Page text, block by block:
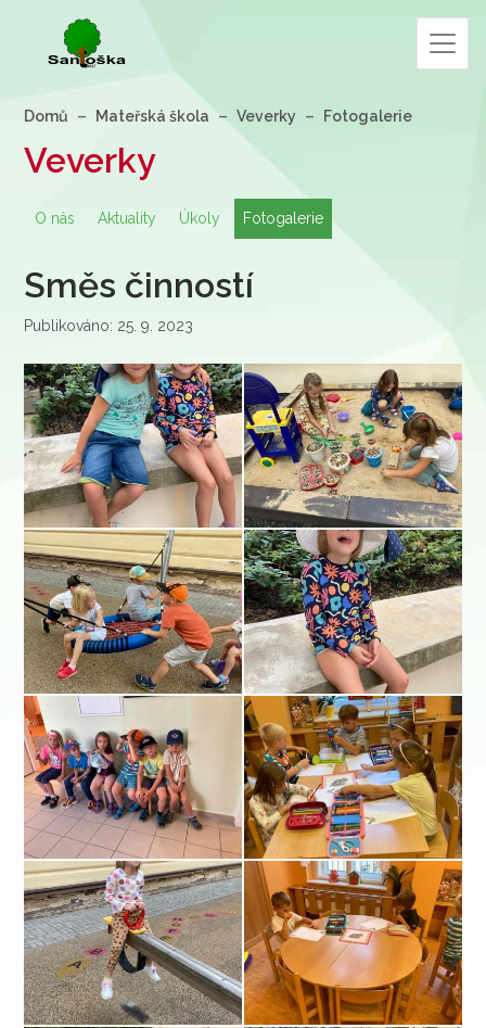
Domů Mateřská škola Veverky Fotogalerie
Veverky
O nás Aktuality Úkoly Fotogalerie
Směs činností
Publikováno: 25. 9. 2023